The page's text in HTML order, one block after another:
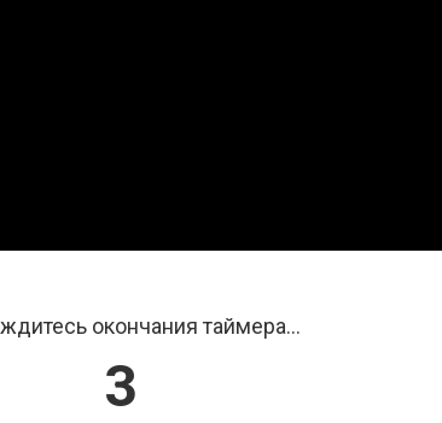
окончания таймера...
2